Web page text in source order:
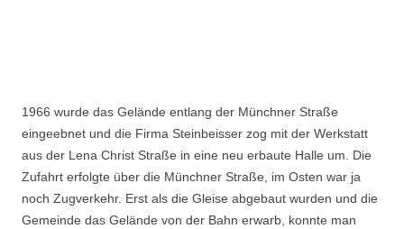
1966 wurde das Gelände entlang der Münchner Straße
eingeebnet und die Firma Steinbeisser zog mit der Werkstatt
aus der Lena Christ Straße in eine neu erbaute Halle um. Die
Zufahrt erfolgte über die Münchner Straße, im Osten war ja
noch Zugverkehr. Erst als die Gleise abgebaut wurden und die
Gemeinde das Gelände von der Bahn erwarb, konnte man